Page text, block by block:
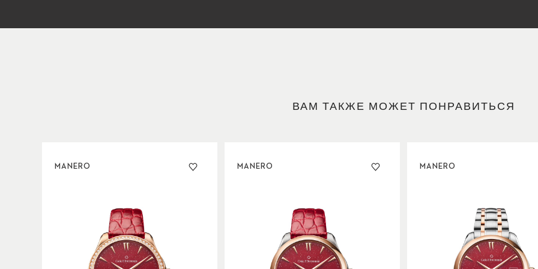
ВАМ ТАКЖЕ МОЖЕТ ПОНРАВИТЬСЯ
MANERO MANERO MANERO